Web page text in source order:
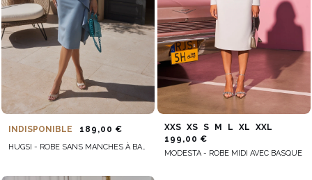
INDISPONIBLE 189,00 €
HUGSI - ROBE SANS MANCHES À BASQUES ET À VOLANTS
XXS XS S M L XL
XXL
199,00 €
MODESTA - ROBE MIDI AVEC BASQUE